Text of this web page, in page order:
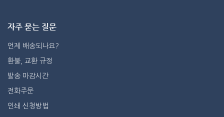
자주 묻는 질문
언제 배송되나요?
환불, 교환 규정
발송 마감시간
전화주문
인쇄 신청방법